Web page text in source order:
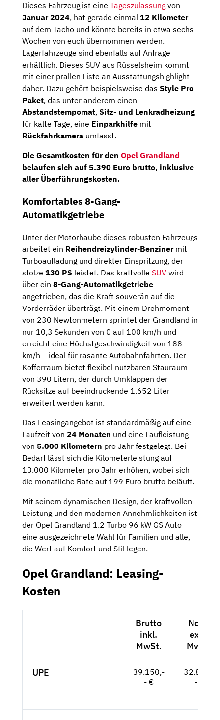
Dieses Fahrzeug ist eine Tageszulassung von
Januar 2024, hat gerade einmal 12 Kilometer
auf dem Tacho und könnte bereits in etwa sechs
Wochen von euch übernommen werden.
Lagerfahrzeuge sind ebenfalls auf Anfrage
erhältlich. Dieses SUV aus Rüsselsheim kommt
mit einer prallen Liste an Ausstattungshighlight
daher. Dazu gehört beispielsweise das Style Pro
Paket, das unter anderem einen
Abstandstempomat, Sitz- und Lenkradheizung
für kalte Tage, eine Einparkhilfe mit
Rückfahrkamera umfasst.
Die Gesamtkosten für den Opel Grandland
belaufen sich auf 5.390 Euro brutto, inklusive
aller Überführungskosten.
Komfortables 8-Gang-
Automatikgetriebe
Unter der Motorhaube dieses robusten Fahrzeugs
arbeitet ein Reihendreizylinder-Benzinermit
Turboaufladung und direkter Einspritzung, der
stolze 130 PS leistet. Das kraftvolle SUV wird
über ein 8-Gang-Automatikgetriebe
angetrieben, das die Kraft souverän auf die
Vorderräder überträgt. Mit einem Drehmoment
von 230 Newtonmetern sprintet der Grandland in
nur 10,3 Sekunden von 0 auf 100 km/h und
erreicht eine Höchstgeschwindigkeit von 188
km/h – ideal für rasante Autobahnfahrten. Der
Kofferraum bietet flexibel nutzbaren Stauraum
von 390 Litern, der durch Umklappen der
Rücksitze auf beeindruckende 1.652 Liter
erweitert werden kann.
Das Leasingangebot ist standardmäßig auf eine
Laufzeit von 24 Monaten und eine Laufleistung
von 5.000 Kilometern pro Jahr festgelegt. Bei
Bedarf lässt sich die Kilometerleistung auf
10.000 Kilometer pro Jahr erhöhen, wobei sich
die monatliche Rate auf 199 Euro brutto beläuft.
Mit seinem dynamischen Design, der kraftvollen
Leistung und den modernen Annehmlichkeiten ist
der Opel Grandland 1.2 Turbo 96 kW GS Auto
eine ausgezeichnete Wahl für Familien und alle,
die Wert auf Komfort und Stil legen.
Opel Grandland: Leasing-
Kosten
Brutto
inkl.
MwSt.
Netto
exkl.
MwSt.
UPE
39.150,-
- €
32.899,-
- €